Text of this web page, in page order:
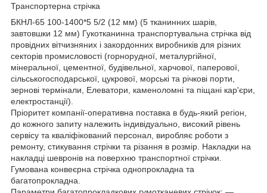
Транспортерна стрічка
БКНЛ-65 100-1400*5 5/2 (12 мм) (5 тканинних шарів,
завтовшки 12 мм) Гукотканинна транспортувальна стрічка від
провідних вітчизняних і закордонних виробників для різних
секторів промисловості (горнорудної, металургійної,
мінеральної, цементної, будівельної, харчової, паперової,
сільськогосподарської, цукрової, морські та річкові порти,
зернові термінали, Елеватори, каменоломні та піщані кар'єри,
електростанції).
Пріоритет компанії-оперативна поставка в будь-який регіон,
до кожного запиту належить індивідуально, високий рівень
сервісу та кваліфікований персонал, виробляє роботи з
ремонту, стикування стрічки та різання в розмір. Накладки на
накладці шевронів на поверхню транспортної стрічки.
Гумована конвеєрна стрічка однопрокладна та
багатопрокладна.